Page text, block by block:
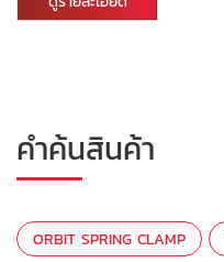
คำค้นสินค้า
ORBIT SPRING CLAMP